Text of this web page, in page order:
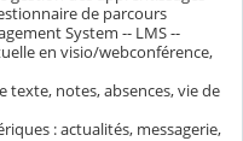
de parcours
System -- LMS --
en visio/webconférence,
texte, notes, absences, vie de
: actualités, messagerie,